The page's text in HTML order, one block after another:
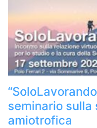
seminario
amiotrofica